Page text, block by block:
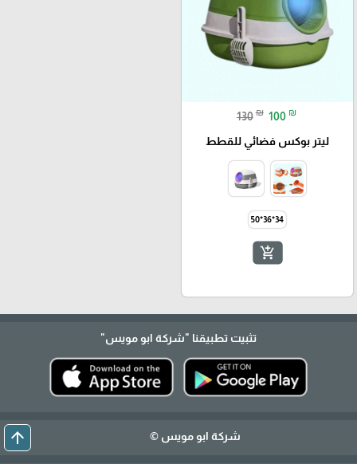
130 ₪ 100 ₪
ليتر بوكس فضائي للقطط
34*36*50
add_shopping_cart
تثبيت تطبيقنا "شركة ابو مويس"
شركة ابو مويس © arrow_upward